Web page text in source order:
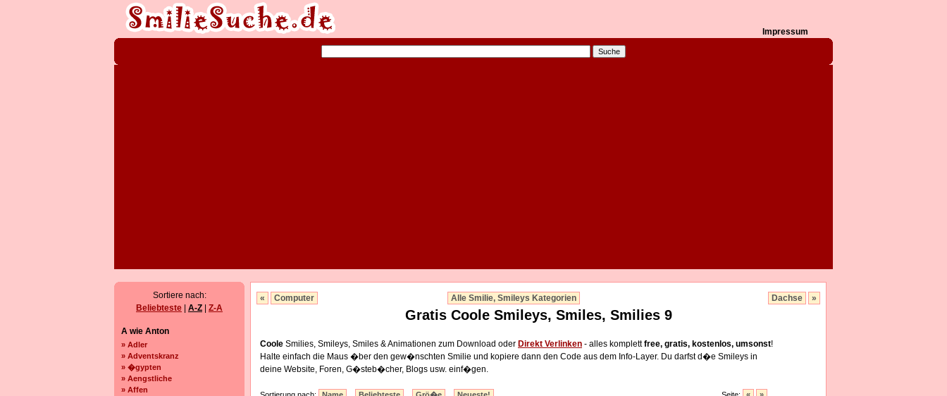
Impressum
Sortiere nach:
Beliebteste
A-Z Z-A
A wie Anton
» Adler
» Adventskranz
» �gypten
» Aengstliche
» Affen
« Computer Alle Smilie, Smileys Kategorien Dachse »
Gratis Coole Smileys, Smiles, Smilies 9
Coole Smilies, Smileys, Smiles & Animationen zum Download oder Direkt Verlinken - alles komplettfree, gratis, kostenlos, umsonst!
Halte einfach die Maus �ber den gew�nschten Smilie und kopiere dann den Code aus dem Info-Layer. Du darfst d�e Smileys in
deine Website, Foren, G�steb�cher, Blogs usw. einf�gen.